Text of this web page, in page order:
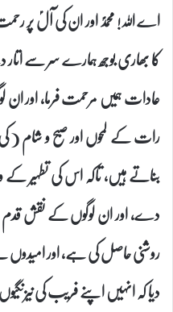
اے اللہ! محمدؐ اور ان کی آلؑ پر
کا بھاری بوجھ ہمارے سر سے
عادات ہمیں مرحمت فرما، اور
رات کے لمحوں اور صبح و شام (
بناتے ہیں، تاکہ اس کی تطہیر
دے، اور ان لوگوں کے نقش
روشنی حاصل کی ہے، اور
دیا کہ انہیں اپنے فریب کی